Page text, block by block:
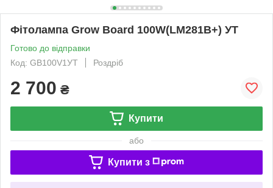
Фітолампа Grow Board 100W(LM281B+) УТ
Готово до відправки
Код: GB100V1УТ
Роздріб
2 700 ₴
Купити
або
Купити з